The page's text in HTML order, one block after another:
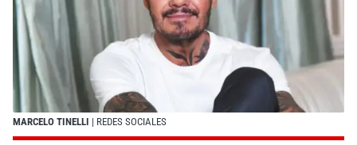
MARCELO TINELLI | REDES SOCIALES